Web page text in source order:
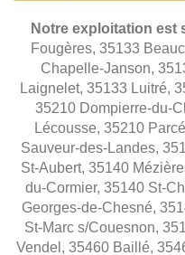
Notre exploitation est
Fougères, 35133
Chapelle-Janson,
Laignelet, 35133 Luitré,
35210 Dompierre-du-
Lécousse, 35210
Sauveur-des-Landes,
St-Aubert, 35140
du-Cormier, 35140 St-
Georges-de-Chesné,
St-Marc s/Couesnon,
Vendel, 35460 Baillé,